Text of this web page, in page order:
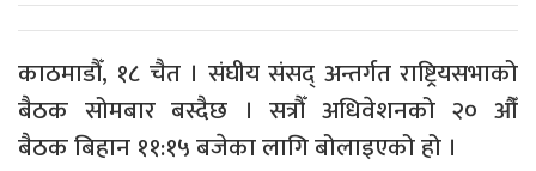
काठमाडौँ, १८ चैत । संघीय संसद् अन्तर्गत राष्ट्रियसभाको
बैठक सोमबार बस्दैछ । सत्रौँ अधिवेशनको २० औँ
बैठक बिहान ११:१५ बजेका लागि बोलाइएको हो ।